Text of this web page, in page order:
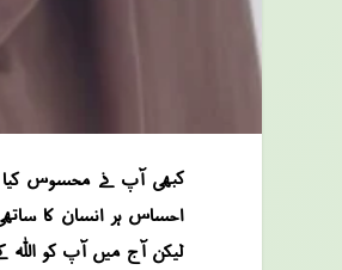
کبھی آپ نے محسوس کیا
احساس ہر انسان کا
لیکن آج میں آپ کو اللہ